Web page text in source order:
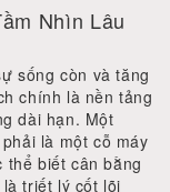
Nhìn Lâu
sống còn và tăng
chính là nền tảng
dài hạn. Một
là một cỗ máy
thể biết cân bằng
triết lý cốt lõi